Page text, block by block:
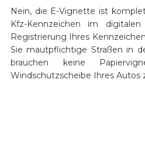
Nein, die E-Vignette ist
Kfz-Kennzeichen im
Registrierung Ihres
Sie mautpflichtige Straßen in
brauchen keine
Windschutzscheibe Ihres Autos